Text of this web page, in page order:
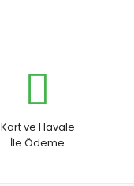
Kart ve Havale
İle Ödeme